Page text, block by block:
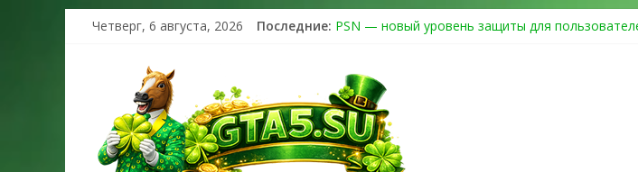
Четверг, 6 августа, 2026 Последние: PSN — новый уровень защиты для
Получайте особые награды в GTA Online по
GTA 6 официальная обложка игры и Предзаказ